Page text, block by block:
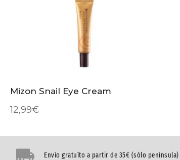
Mizon Snail Eye Cream
12,99€
Envío gratuíto a partir de 35€ (sólo península)